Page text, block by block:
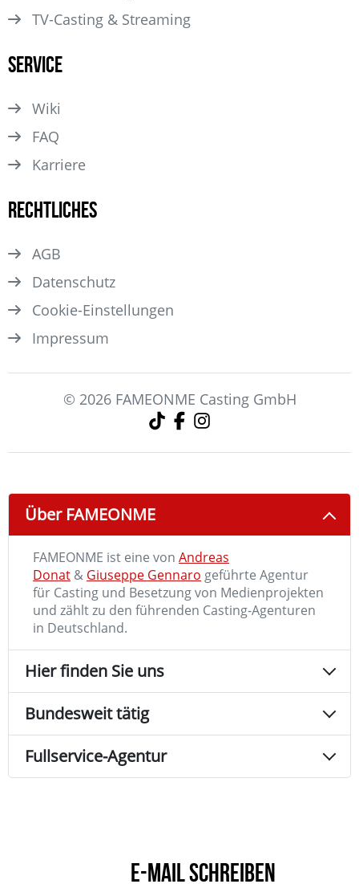
TV-Casting & Streaming
Service
Wiki
FAQ
Karriere
Rechtliches
AGB
Datenschutz
Cookie-Einstellungen
Impressum
© 2026 FAMEONME Casting GmbH
Über FAMEONME
FAMEONME ist eine von Andreas
Donat & Giuseppe Gennaro geführte Agentur
für Casting und Besetzung von Medienprojekten
und zählt zu den führenden Casting-Agenturen
in Deutschland.
Hier finden Sie uns
Bundesweit tätig
Fullservice-Agentur
E-MAIL SCHREIBEN